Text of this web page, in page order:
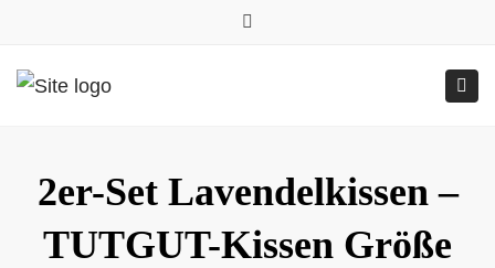
0157.77545786
Submit
2er-Set Lavendelkissen –
TUTGUT-Kissen Größe